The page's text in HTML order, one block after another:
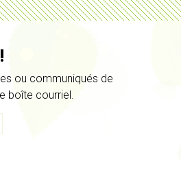
ou communiqués de
boîte courriel.